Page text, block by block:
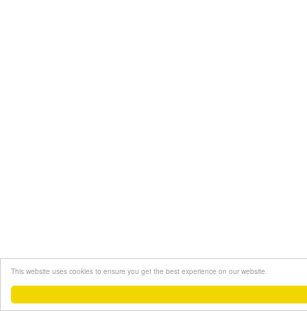
This website uses cookies to ensure you get the best experience on our website.